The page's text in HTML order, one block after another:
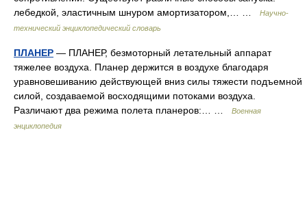
лебедкой, эластичным шнуром амортизатором,… …
Научно-
технический энциклопедический словарь
ПЛАНЕР — ПЛАНЕР, безмоторный летательный аппарат
тяжелее воздуха. Планер держится в воздухе благодаря
уравновешиванию действующей вниз силы тяжести подъемной
силой, создаваемой восходящими потоками воздуха.
Различают два режима полета планеров:… …
Военная
энциклопедия